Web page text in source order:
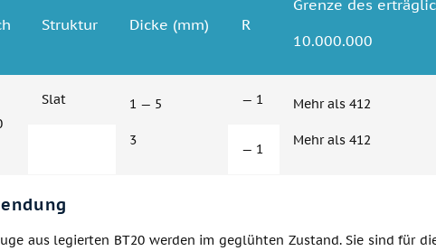
Struktur Dicke (mm) R
Grenze des
10.000.000
Slat 1 — 5
3
— 1 Mehr als 412
Mehr als 412
— 1
aus legierten ВТ20 werden im geglühten Zustand. Sie sind für